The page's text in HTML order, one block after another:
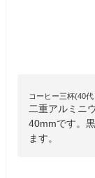
コーヒー三杯(40
二重アルミニ
40mmです。
ます。